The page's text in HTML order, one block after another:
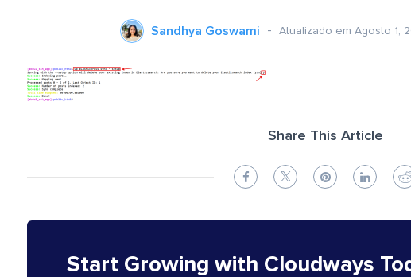
Sandhya Goswami Atualizado em Agosto 1,
Share This Article
Start Growing with Cloudways